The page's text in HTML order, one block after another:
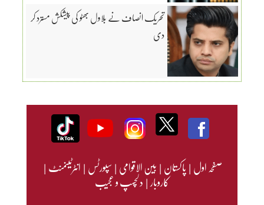
تحریک انصاف نے بلاول بھٹو کی پیشکش مسترد کر
دی
صفحہ اول|پاکستان|بین الاقوامی|سپورٹس|انٹرٹینمنٹ|
کاروبار|دلچسپ و عجیب